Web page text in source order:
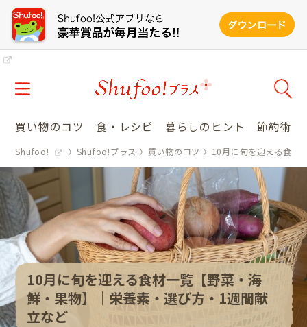
買い物のコツ 食・レシピ 暮らしのヒント 節約術
Shufoo! Shufoo!プラス 買い物のコツ 10月に旬を迎える食材
10月に旬を迎える食材一覧【野菜・海
鮮・果物】│栄養素・選び方・1週間献
立など